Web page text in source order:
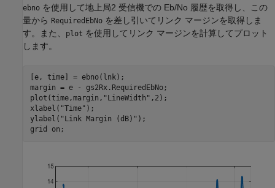
ebno を使用して地上局2 受信機での Eb/No 履歴を取得し、この
量から RequiredEbNo を差し引いてリンク マージンを取得しま
す。また、
plot を使用してリンク マージンを計算してプロット
します。
[e, time] = ebno(lnk);
margin = e - gs2Rx.RequiredEbNo;
plot(time,margin, "LineWidth" ,2);
xlabel( "Time" );
ylabel( "Link Margin (dB)" );
grid
on ;